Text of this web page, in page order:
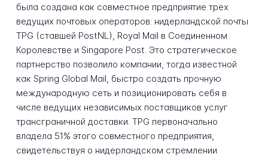
была создана как совместное предприятие трех
ведущих почтовых операторов: нидерландской почты
TPG (ставшей PostNL), Royal Mail в Соединенном
Королевстве и Singapore Post. Это стратегическое
партнерство позволило компании, тогда известной
как Spring Global Mail, быстро создать прочную
международную сеть и позиционировать себя в
числе ведущих независимых поставщиков услуг
трансграничной доставки. TPG первоначально
владела 51% этого совместного предприятия,
свидетельствуя о нидерландском стремлении